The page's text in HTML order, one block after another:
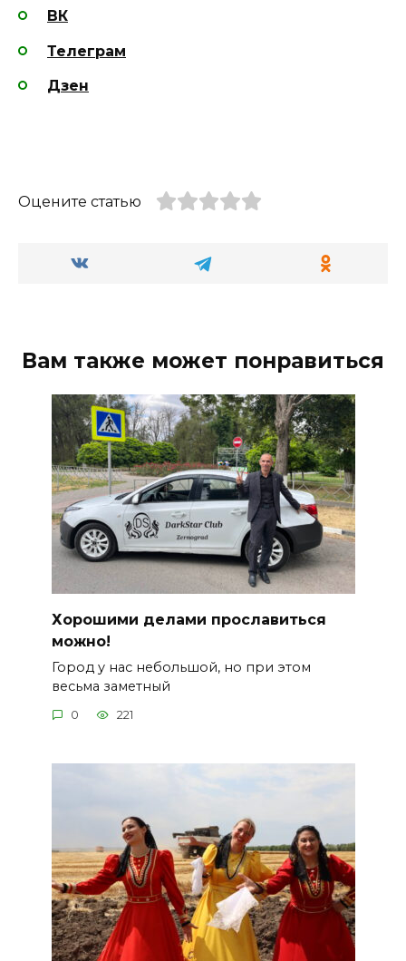
ВК
Телеграм
Дзен
Оцените статью
Вам также может понравиться
Хорошими делами прославиться
можно!
Город у нас небольшой, но при этом
весьма заметный
0 221